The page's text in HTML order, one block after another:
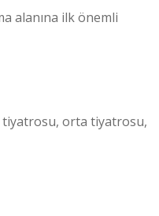
alanına ilk önemli
orta tiyatrosu,